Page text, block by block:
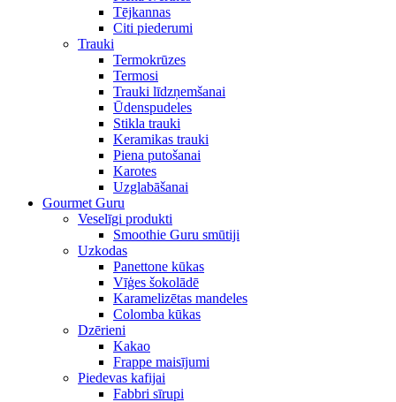
Tējkannas
Citi piederumi
Trauki
Termokrūzes
Termosi
Trauki līdzņemšanai
Ūdenspudeles
Stikla trauki
Keramikas trauki
Piena putošanai
Karotes
Uzglabāšanai
Gourmet Guru
Veselīgi produkti
Smoothie Guru smūtiji
Uzkodas
Panettone kūkas
Vīģes šokolādē
Karamelizētas mandeles
Colomba kūkas
Dzērieni
Kakao
Frappe maisījumi
Piedevas kafijai
Fabbri sīrupi